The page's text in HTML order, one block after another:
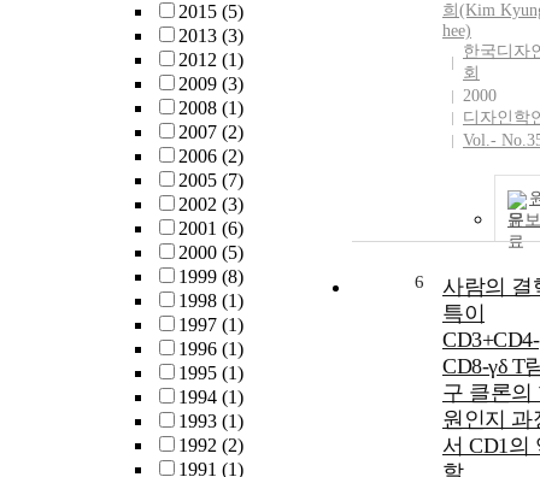
2015 (5)
2013 (3)
2012 (1)
2009 (3)
2008 (1)
2007 (2)
2006 (2)
2005 (7)
2002 (3)
2001 (6)
2000 (5)
1999 (8)
1998 (1)
1997 (1)
1996 (1)
1995 (1)
1994 (1)
1993 (1)
1992 (2)
1991 (1)
희(Kim
hee)
한국디자
회
2000
디자인학
Vol.-
문
6
사람의 결
특이
CD3+CD4-
CD8-γδ T
구 클론의
원인지 과
서 CD1의